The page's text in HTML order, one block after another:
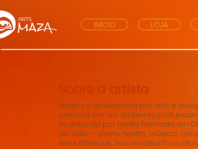
INÍCIO LOJA
Sobre a artista
Mineira e apaixonada por arte e
cresceu em um ambiente
se entende por gente. Formada em
da vida — como teatro, música,
Artes Plásticas. Seu principal foco